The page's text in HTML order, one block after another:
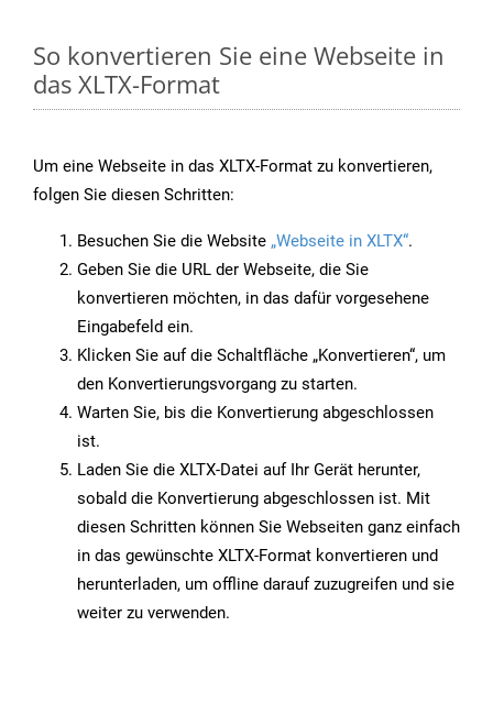
So konvertieren Sie eine Webseite in
das XLTX-Format
Um eine Webseite in das XLTX-Format zu konvertieren,
folgen Sie diesen Schritten:
Besuchen Sie die Website „Webseite in XLTX“.
Geben Sie die URL der Webseite, die Sie
konvertieren möchten, in das dafür vorgesehene
Eingabefeld ein.
Klicken Sie auf die Schaltfläche „Konvertieren“, um
den Konvertierungsvorgang zu starten.
Warten Sie, bis die Konvertierung abgeschlossen
ist.
Laden Sie die XLTX-Datei auf Ihr Gerät herunter,
sobald die Konvertierung abgeschlossen ist. Mit
diesen Schritten können Sie Webseiten ganz einfach
in das gewünschte XLTX-Format konvertieren und
herunterladen, um offline darauf zuzugreifen und sie
weiter zu verwenden.